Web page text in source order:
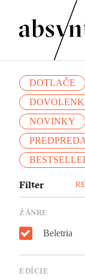
DOTLAČE
NOVINKY
Filter
ŽÁNRE
Beletria
EDÍCIE